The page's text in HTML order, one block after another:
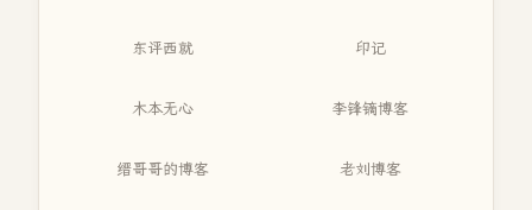
东评西就 印记
木本无心 李锋镝博客
缙哥哥的博客 老刘博客